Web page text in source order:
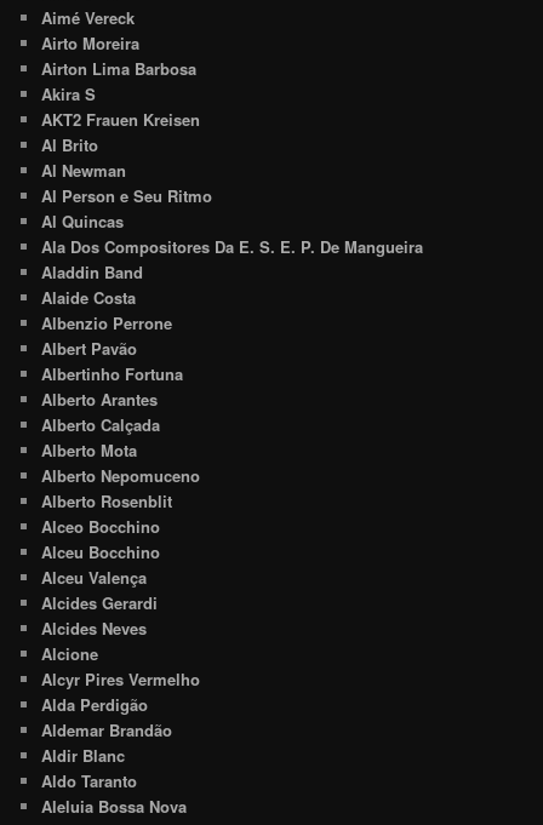
Aimé Vereck
Airto Moreira
Airton Lima Barbosa
Akira S
AKT2 Frauen Kreisen
Al Brito
Al Newman
Al Person e Seu Ritmo
Al Quincas
Ala Dos Compositores Da E. S. E. P. De Mangueira
Aladdin Band
Alaide Costa
Albenzio Perrone
Albert Pavão
Albertinho Fortuna
Alberto Arantes
Alberto Calçada
Alberto Mota
Alberto Nepomuceno
Alberto Rosenblit
Alceo Bocchino
Alceu Bocchino
Alceu Valença
Alcides Gerardi
Alcides Neves
Alcione
Alcyr Pires Vermelho
Alda Perdigão
Aldemar Brandão
Aldir Blanc
Aldo Taranto
Aleluia Bossa Nova